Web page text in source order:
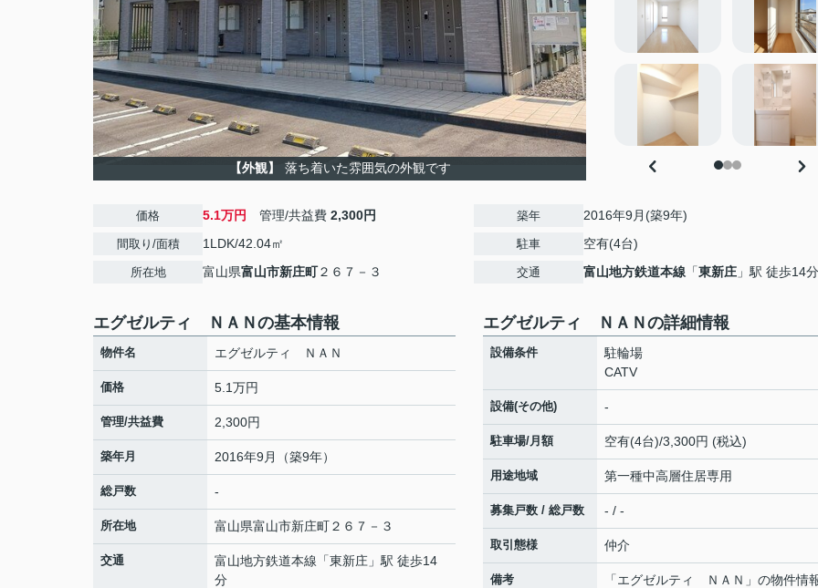
【外観】 落ち着いた雰囲気の外観です
価格 5.1万円 管理/共益費 2,300円
間取り/面積 1LDK/42.04㎡
所在地 富山県富山市新庄町２６７－３
築年 2016年9月(築9年)
駐車 空有(4台)
交通 富山地方鉄道本線 「東新庄 」駅 徒歩14分
エグゼルティ ＮＡＮの基本情報
物件名 エグゼルティ ＮＡＮ
価格 5.1万円
管理/共益費 2,300円
築年月 2016年9月（築9年）
総戸数 -
所在地 富山県富山市新庄町２６７－３
交通 富山地方鉄道本線 「東新庄 」駅 徒歩14
分
エグゼルティ ＮＡＮの詳細情報
設備条件
駐輪場
CATV
設備(その他) -
駐車場/月額 空有(4台)/3,300円 (税込)
用途地域 第一種中高層住居専用
募集戸数 / 総戸数 - / -
取引態様 仲介
備考
「エグゼルティ ＮＡＮ」の物件情